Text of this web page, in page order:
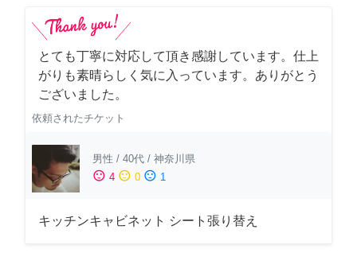
とても丁寧に対応して頂き感謝しています。仕上
がりも素晴らしく気に入っています。ありがとう
ございました。
依頼されたチケット
男性 / 40代 / 神奈川県
sentiment_satisfied 4 sentiment_neutral 0 sentiment_dissatisfied 1
キッチンキャビネット シート張り替え